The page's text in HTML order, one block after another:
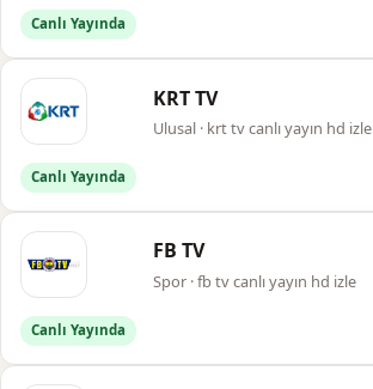
Canlı Yayında
KRT TV
Ulusal · krt tv canlı yayın hd izle
Canlı Yayında
FB TV
Spor · fb tv canlı yayın hd izle
Canlı Yayında